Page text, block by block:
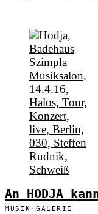
An HODJA
MUSIK · GALERIE